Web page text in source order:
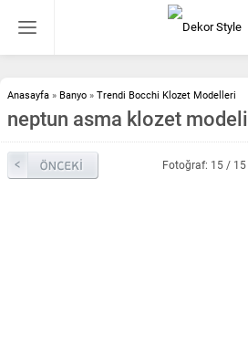
Anasayfa » Banyo » Trendi Bocchi Klozet Modelleri
neptun asma klozet modeli
Fotoğraf: 15 / 15